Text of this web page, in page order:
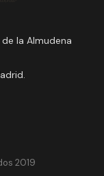
la Almudena
2019